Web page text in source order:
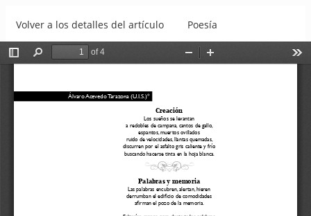
Volver a los detalles del artículo Poesía
DescargarDescargar PDF